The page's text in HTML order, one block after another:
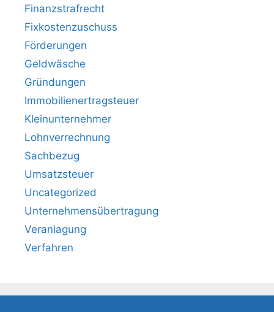
Finanzstrafrecht
Fixkostenzuschuss
Förderungen
Geldwäsche
Gründungen
Immobilienertragsteuer
Kleinunternehmer
Lohnverrechnung
Sachbezug
Umsatzsteuer
Uncategorized
Unternehmensübertragung
Veranlagung
Verfahren